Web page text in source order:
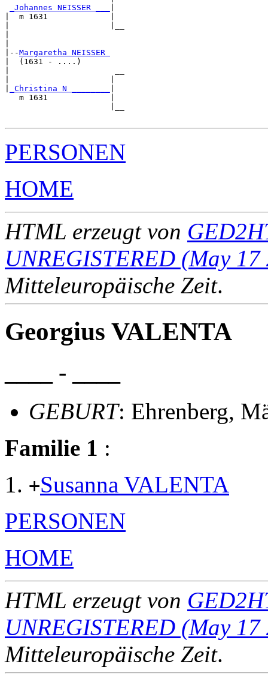
_Johannes NEISSER ___
|  m 1631             |
|--Margaretha NEISSER
|  (1631 - ....)
_Christina N ________
   m 1631             |
PERSONEN
HOME
HTML erzeugt von
UNREGISTERED (May 17
Mitteleuropäische Zeit.
Georgius VALENTA
____ - ____
GEBURT: Ehrenberg,
Familie 1 :
+Susanna VALENTA
PERSONEN
HOME
HTML erzeugt von
UNREGISTERED (May 17
Mitteleuropäische Zeit.